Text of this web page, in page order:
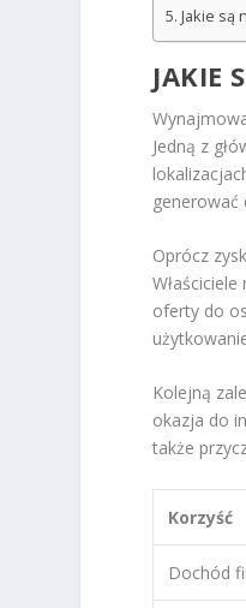
Jakie są
JAKIE
Jedną z
generować
Oprócz
oferty do
Kolejną
okazja do
także
Korzyść
Dochód